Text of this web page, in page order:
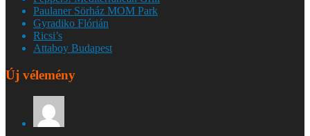
Paulaner Sörház MOM Park
Gyradiko Flórián
Ricsi’s
Attaboy Budapest
Új vélemény